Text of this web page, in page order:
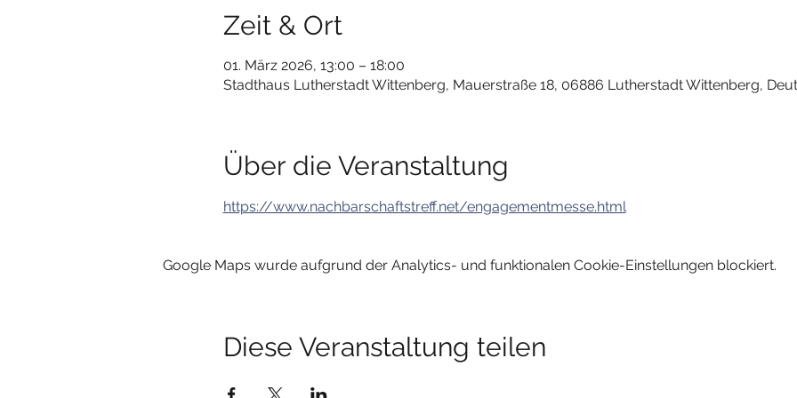
Zeit & Ort
01. März 2026, 13:00 – 18:00
Stadthaus Lutherstadt Wittenberg, Mauerstraße 18, 06886 Lutherstadt Wittenberg,
Über die Veranstaltung
https://www.nachbarschaftstreff.net/engagementmesse.html
Google Maps wurde aufgrund der Analytics- und funktionalen Cookie-Einstellungen blockiert.
Diese Veranstaltung teilen